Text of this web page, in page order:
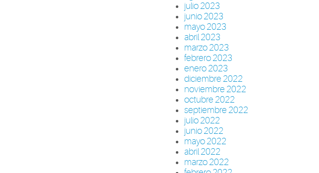
julio 2023
junio 2023
mayo 2023
abril 2023
marzo 2023
febrero 2023
enero 2023
diciembre 2022
noviembre 2022
octubre 2022
septiembre 2022
julio 2022
junio 2022
mayo 2022
abril 2022
marzo 2022